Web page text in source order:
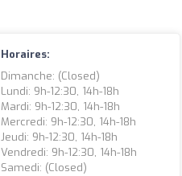
Horaires:
Dimanche: (closed)
Lundi: 9h-12:30, 14h-18h
Mardi: 9h-12:30, 14h-18h
Mercredi: 9h-12:30, 14h-18h
Jeudi: 9h-12:30, 14h-18h
Vendredi: 9h-12:30, 14h-18h
Samedi: (closed)